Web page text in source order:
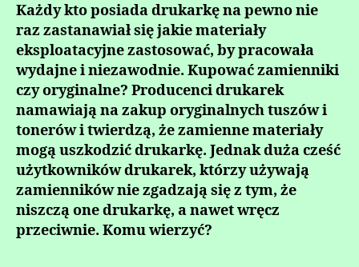
Każdy kto posiada drukarkę na pewno nie
raz zastanawiał się jakie materiały
eksploatacyjne zastosować, by pracowała
wydajne i niezawodnie. Kupować zamienniki
czy oryginalne? Producenci drukarek
namawiają na zakup oryginalnych tuszów i
tonerów i twierdzą, że zamienne materiały
mogą uszkodzić drukarkę. Jednak duża cześć
użytkowników drukarek, którzy używają
zamienników nie zgadzają się z tym, że
niszczą one drukarkę, a nawet wręcz
przeciwnie. Komu wierzyć?